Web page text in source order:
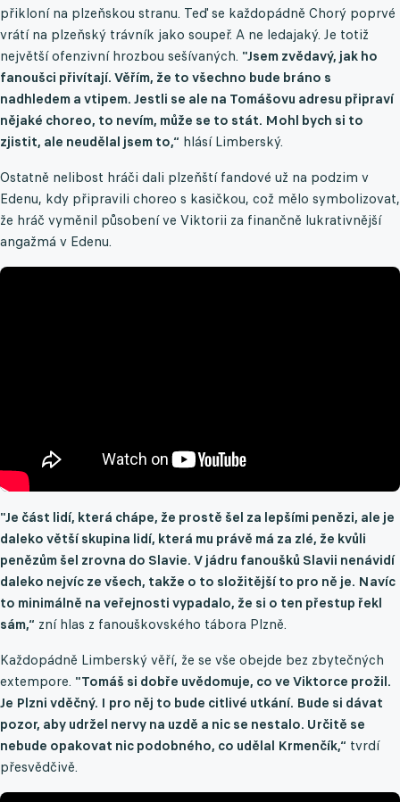
přikloní na plzeňskou stranu. Teď se každopádně Chorý poprvé
vrátí na plzeňský trávník jako soupeř. A ne ledajaký. Je totiž
největší ofenzivní hrozbou sešívaných. "Jsem zvědavý, jak ho
fanoušci přivítají. Věřím, že to všechno bude bráno s
nadhledem a vtipem. Jestli se ale na Tomášovu adresu připraví
nějaké choreo, to nevím, může se to stát. Mohl bych si to
zjistit, ale neudělal jsem to,“ hlásí Limberský.
Ostatně nelibost hráči dali plzeňští fandové už na podzim v
Edenu, kdy připravili choreo s kasičkou, což mělo symbolizovat,
že hráč vyměnil působení ve Viktorii za finančně lukrativnější
angažmá v Edenu.
"Je část lidí, která chápe, že prostě šel za lepšími penězi, ale je
daleko větší skupina lidí, která mu právě má za zlé, že kvůli
penězům šel zrovna do Slavie. V jádru fanoušků Slavii nenávidí
daleko nejvíc ze všech, takže o to složitější to pro ně je. Navíc
to minimálně na veřejnosti vypadalo, že si o ten přestup řekl
sám,“ zní hlas z fanouškovského tábora Plzně.
Každopádně Limberský věří, že se vše obejde bez zbytečných
extempore. "Tomáš si dobře uvědomuje, co ve Viktorce prožil.
Je Plzni vděčný. I pro něj to bude citlivé utkání. Bude si dávat
pozor, aby udržel nervy na uzdě a nic se nestalo. Určitě se
nebude opakovat nic podobného, co udělal Krmenčík,“ tvrdí
přesvědčivě.